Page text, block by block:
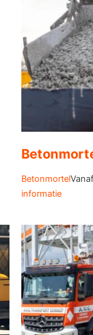
Betonmortel
informatie